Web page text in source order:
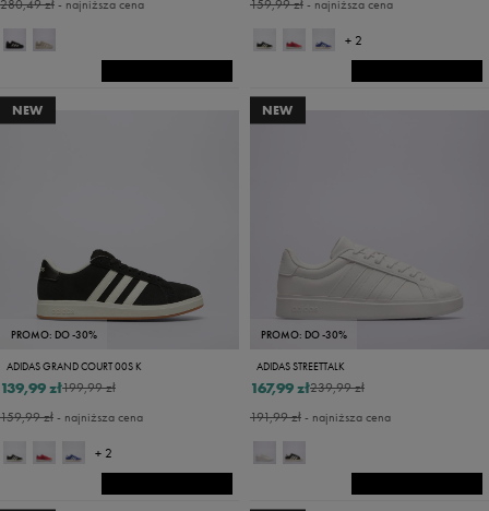
280,49 zł- najniższa cena 159,99 zł- najniższa cena
+ 2
NEW
PROMO: DO -30%
ADIDAS GRAND COURT 00S K
199,99 zł
139,99 zł
159,99 zł- najniższa cena
+ 2
NEW
PROMO: DO -30%
ADIDAS STREETTALK
239,99 zł
167,99 zł
191,99 zł- najniższa cena